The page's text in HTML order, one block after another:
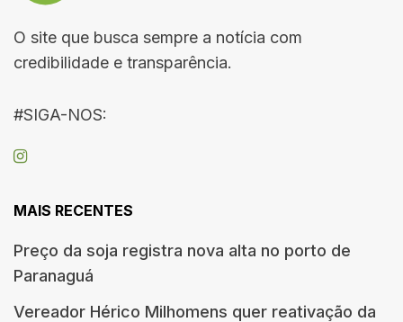
O site que busca sempre a notícia com
credibilidade e transparência.
#SIGA-NOS:
MAIS RECENTES
Preço da soja registra nova alta no porto de
Paranaguá
Vereador Hérico Milhomens quer reativação da